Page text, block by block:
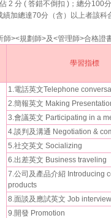
2 分 ( 答錯不倒扣 )；總分100
加總達70分（含）以上者該科
><規劃師>及<管理師>合格證
學習指標
1.電話英文Telephone
2.簡報英文 Making
3.會議英文 Participating in a
4.談判及溝通 Negotiation &
5.社交英文 Socializing
6.出差英文 Business traveling
7.公司及產品介紹 Introducing
products
8.面談及應試英文 Job
9.開發 Promotion